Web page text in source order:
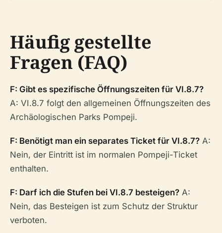
Häufig gestellte
Fragen (FAQ)
F: Gibt es spezifische Öffnungszeiten für VI.8.7?
A: VI.8.7 folgt den allgemeinen Öffnungszeiten des
Archäologischen Parks Pompeji.
F: Benötigt man ein separates Ticket für VI.8.7? A:
Nein, der Eintritt ist im normalen Pompeji-Ticket
enthalten.
F: Darf ich die Stufen bei VI.8.7 besteigen? A:
Nein, das Besteigen ist zum Schutz der Struktur
verboten.